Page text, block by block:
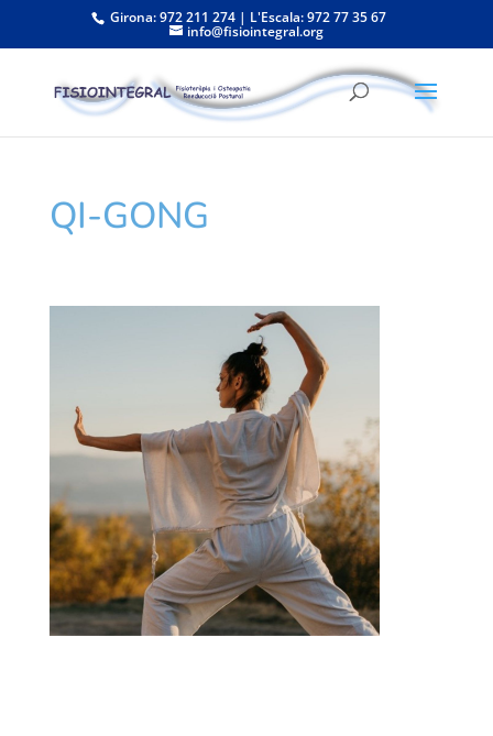
Girona: 972 211 274 | L'Escala: 972 77 35 67
info@fisiointegral.org
QI-GONG